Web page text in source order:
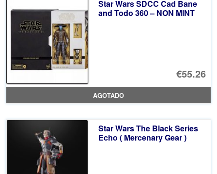
Star Wars SDCC Cad Bane
and Todo 360 – NON MINT
€55.26
AGOTADO
Star Wars The Black Series
Echo ( Mercenary Gear )